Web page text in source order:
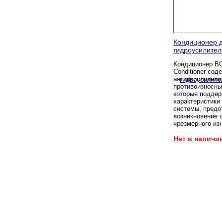
Кондиционер
Кондиционер
Conditioner
которые
системы,
возникновение
чрезмерного
Нет в